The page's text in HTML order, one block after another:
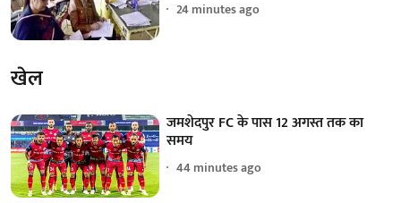
24 minutes ago
खेल
जमशेदपुर FC के पास 12 अगस्त तक का
समय
44 minutes ago